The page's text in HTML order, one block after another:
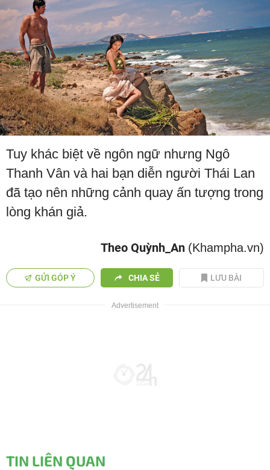
Tuy khác biệt về ngôn ngữ nhưng Ngô
Thanh Vân và hai bạn diễn người Thái Lan
đã tạo nên những cảnh quay ấn tượng trong
lòng khán giả.
Theo Quỳnh_An (Khampha.vn)
GỬI GÓP Ý CHIA SẺ LƯU BÀI
TIN LIÊN QUAN